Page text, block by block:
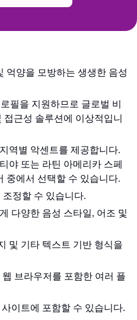
억양을 모방하는 생생한 음성
필을 지원하므로 글로벌 비
근성 솔루션에 이상적입니
역별 악센트를 제공합니다.
야 또는 라틴 아메리카 스페
중에서 선택할 수 있습니다.
조정할 수 있습니다.
다양한 음성 스타일, 어조 및
및 기타 텍스트 기반 형식을
웹 브라우저를 포함한 여러 플
이트에 포함할 수 있습니다.